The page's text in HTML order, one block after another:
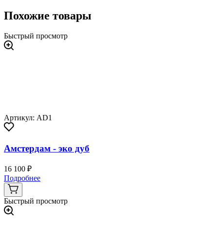
Похожие товары
Быстрый просмотр
Артикул: AD1
Амстердам - эко дуб
16 100 ₽
Подробнее
Быстрый просмотр